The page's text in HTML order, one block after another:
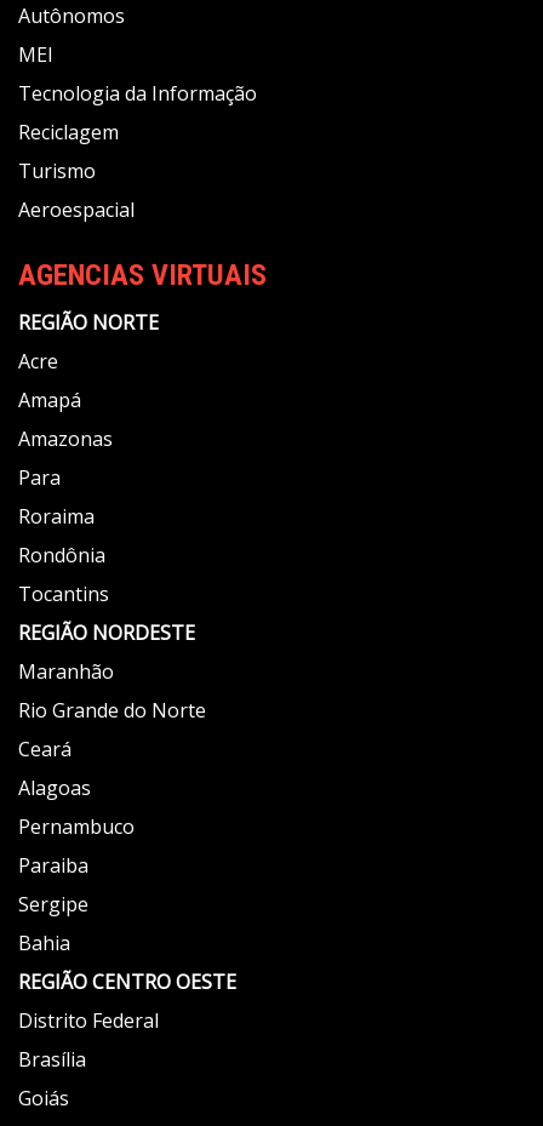
Autônomos
MEI
Tecnologia da Informação
Reciclagem
Turismo
Aeroespacial
AGENCIAS VIRTUAIS
REGIÃO NORTE
Acre
Amapá
Amazonas
Para
Roraima
Rondônia
Tocantins
REGIÃO NORDESTE
Maranhão
Rio Grande do Norte
Ceará
Alagoas
Pernambuco
Paraiba
Sergipe
Bahia
REGIÃOCENTRO OESTE
Distrito Federal
Brasília
Goiás